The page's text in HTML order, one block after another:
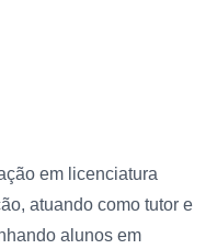
em licenciatura
atuando como tutor e
alunos em